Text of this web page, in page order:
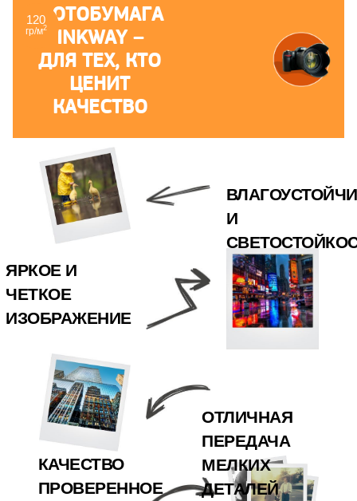
120
гр/м2
ФОТОБУМАГА
INKWAY –
ДЛЯ ТЕХ, КТО
ЦЕНИТ
КАЧЕСТВО
И
ЯРКОЕ И
ЧЕТКОЕ
ИЗОБРАЖЕНИЕ
ОТЛИЧНАЯ
ПЕРЕДАЧА
МЕЛКИХ
ДЕТАЛЕЙ
КАЧЕСТВО
ПРОВЕРЕННОЕ